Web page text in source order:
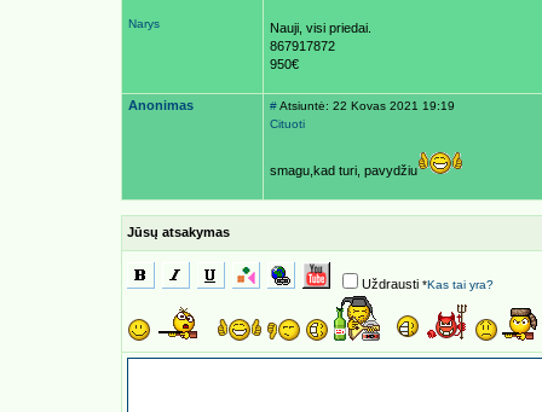
Narys
Nauji, visi priedai.
867917872
950€
Anonimas #Atsiuntė: 22 Kovas 2021 19:19
Cituoti
smagu,kad turi, pavydžiu
Jūsų atsakymas
Uždrausti *Kas tai yra?